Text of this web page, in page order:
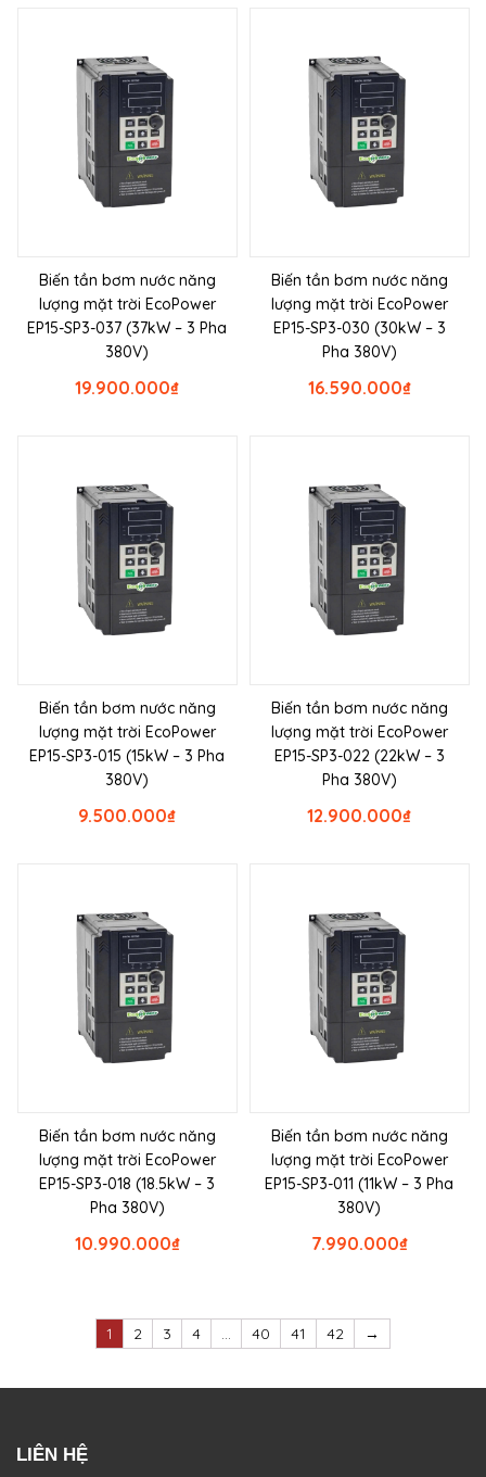
Biến tần bơm nước năng
lượng mặt trời EcoPower
EP15-SP3-037 (37kW – 3 Pha
380V)
₫
19.900.000
Biến tần bơm nước năng
lượng mặt trời EcoPower
EP15-SP3-030 (30kW – 3
Pha 380V)
₫
16.590.000
Biến tần bơm nước năng
lượng mặt trời EcoPower
EP15-SP3-015 (15kW – 3 Pha
380V)
₫
9.500.000
Biến tần bơm nước năng
lượng mặt trời EcoPower
EP15-SP3-022 (22kW – 3
Pha 380V)
₫
12.900.000
Biến tần bơm nước năng
lượng mặt trời EcoPower
EP15-SP3-018 (18.5kW – 3
Pha 380V)
₫
10.990.000
Biến tần bơm nước năng
lượng mặt trời EcoPower
EP15-SP3-011 (11kW – 3 Pha
380V)
₫
7.990.000
1 2 3 4 … 40 41 42 →
LIÊN HỆ